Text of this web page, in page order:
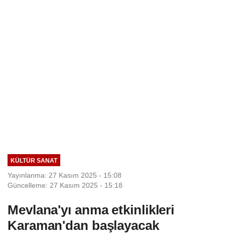
KÜLTÜR SANAT
Yayınlanma: 27 Kasım 2025 - 15:08
Güncelleme: 27 Kasım 2025 - 15:18
Mevlana'yı anma etkinlikleri
Karaman'dan başlayacak